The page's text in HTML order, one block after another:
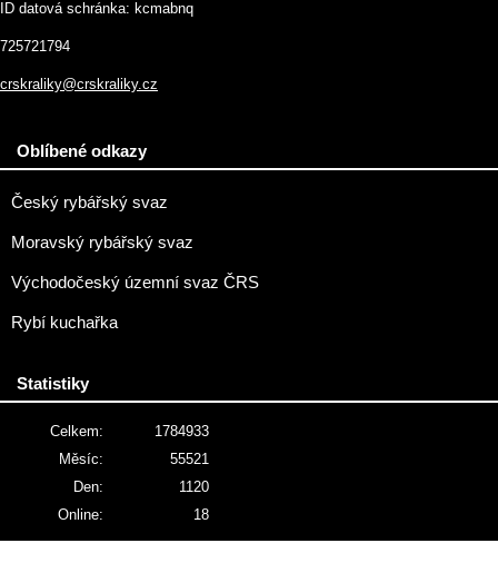
ID datová schránka: kcmabnq
725721794
crskraliky@crskraliky.cz
Oblíbené odkazy
Český rybářský svaz
Moravský rybářský svaz
Východočeský územní svaz ČRS
Rybí kuchařka
Statistiky
Online: 18
Celkem:
1784933
Měsíc:
55521
Den:
1120